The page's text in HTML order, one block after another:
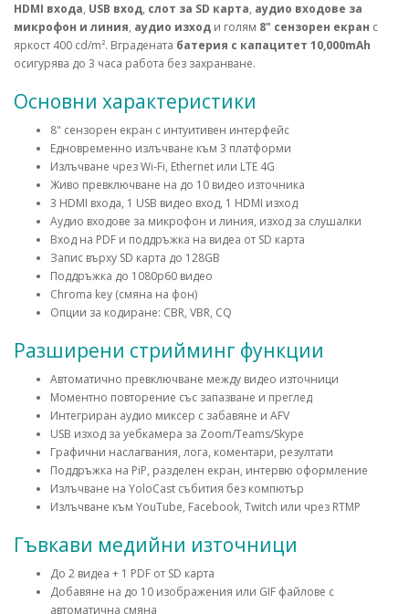
HDMI входа, USB вход, слот за SD карта, аудио входове за
микрофон и линия, аудио изход и голям 8" сензорен екран с
яркост 400 cd/m². Вградената батерия с капацитет 10,000mAh
осигурява до 3 часа работа без захранване.
Основни характеристики
8" сензорен екран с интуитивен интерфейс
Едновременно излъчване към 3 платформи
Излъчване чрез Wi-Fi, Ethernet или LTE 4G
Живо превключване на до 10 видео източника
3 HDMI входа, 1 USB видео вход, 1 HDMI изход
Аудио входове за микрофон и линия, изход за слушалки
Вход на PDF и поддръжка на видеа от SD карта
Запис върху SD карта до 128GB
Поддръжка до 1080p60 видео
Chroma key (смяна на фон)
Опции за кодиране: CBR, VBR, CQ
Разширени стрийминг функции
Автоматично превключване между видео източници
Моментно повторение със запазване и преглед
Интегриран аудио миксер с забавяне и AFV
USB изход за уебкамера за Zoom/Teams/Skype
Графични наслагвания, лога, коментари, резултати
Поддръжка на PiP, разделен екран, интервю оформление
Излъчване на YoloCast събития без компютър
Излъчване към YouTube, Facebook, Twitch или чрез RTMP
Гъвкави медийни източници
До 2 видеа + 1 PDF от SD карта
Добавяне на до 10 изображения или GIF файлове с
автоматична смяна